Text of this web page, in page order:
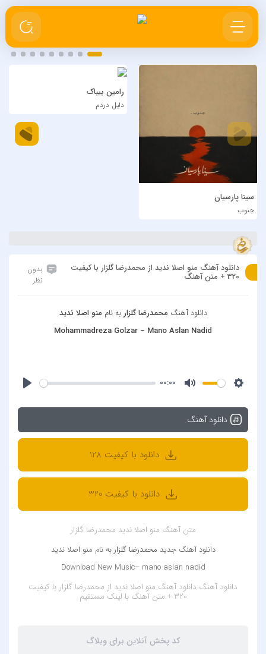
سینا پارسیان
جنوب
رامین بیباک
دلیل دردم
دانلود آهنگ منو اصلا ندید از محمدرضا گلزار با کیفیت
320 + متن آهنگ
بدون
نظر
دانلود آهنگ محمدرضا گلزاربه نام منو اصلا ندید
Mohammadreza Golzar – Mano Aslan Nadid
00:00
دانلود آهنگ
دانلود با کیفیت 128
دانلود با کیفیت 320
متن آهنگ منو اصلا ندید محمدرضا گلزار
دانلود آهنگ جدید محمدرضا گلزاربه نام منو اصلا ندید
Download New Music– mano aslan nadid
دانلود آهنگ دانلود آهنگ منو اصلا ندید از محمدرضا گلزار با کیفیت
320 + متن آهنگ با لینک مستقیم
کد پخش آنلاین برای وبلاگ